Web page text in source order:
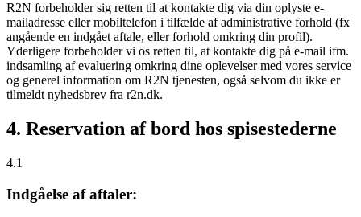
R2N forbeholder sig retten til at kontakte dig via din oplyste e-
mailadresse eller mobiltelefon i tilfælde af administrative forhold (fx
angående en indgået aftale, eller forhold omkring din profil).
Yderligere forbeholder vi os retten til, at kontakte dig på e-mail ifm.
indsamling af evaluering omkring dine oplevelser med vores service
og generel information om R2N tjenesten, også selvom du ikke er
tilmeldt nyhedsbrev fra r2n.dk.
4. Reservation af bord hos spisestederne
4.1
Indgåelse af aftaler: